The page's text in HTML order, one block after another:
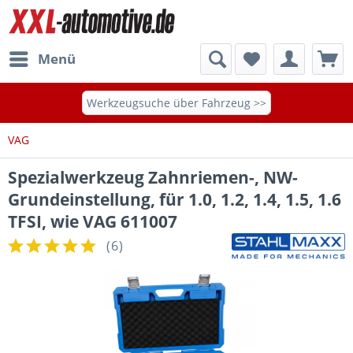
Menü
Werkzeugsuche über Fahrzeug >>
VAG
Spezialwerkzeug Zahnriemen-, NW-
Grundeinstellung, für 1.0, 1.2, 1.4, 1.5, 1.6
TFSI, wie VAG 611007
(6)